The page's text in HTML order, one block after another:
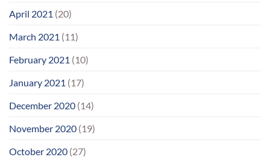
April 2021 (20)
March 2021 (11)
February 2021 (10)
January 2021 (17)
December 2020 (14)
November 2020 (19)
October 2020 (27)